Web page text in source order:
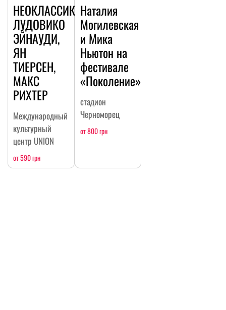
НЕОКЛАССИКА:
ЛУДОВИКО
ЭЙНАУДИ,
ЯН
ТИЕРСЕН,
МАКС
РИХТЕР
Международный
культурный
центр UNION
от 590 грн
Наталия
Могилевская
и Мика
Ньютон на
фестивале
«Поколение»
стадион
Черноморец
от 800 грн